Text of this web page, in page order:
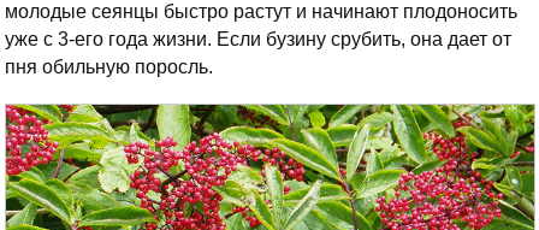
молодые сеянцы быстро растут и начинают плодоносить
уже с 3-его года жизни. Если бузину срубить, она дает от
пня обильную поросль.